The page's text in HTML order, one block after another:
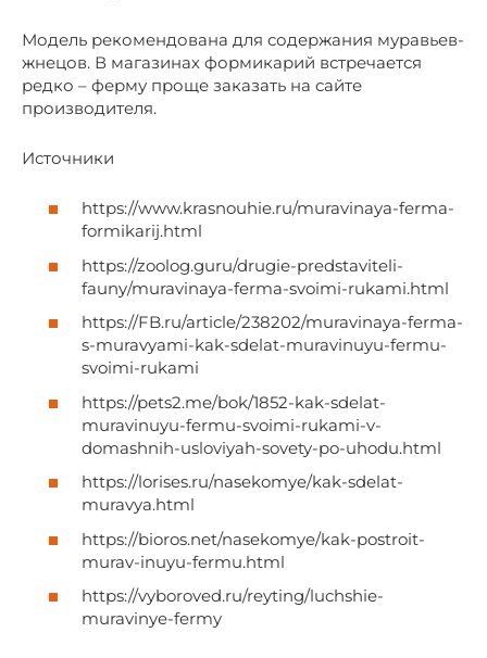
Модель рекомендована для содержания муравьев-
жнецов. В магазинах формикарий встречается
редко – ферму проще заказать на сайте
производителя.
Источники
https://www.krasnouhie.ru/muravinaya-ferma-
formikarij.html
https://zoolog.guru/drugie-predstaviteli-
fauny/muravinaya-ferma-svoimi-rukami.html
https://FB.ru/article/238202/muravinaya-ferma-
s-muravyami-kak-sdelat-muravinuyu-fermu-
svoimi-rukami
https://pets2.me/bok/1852-kak-sdelat-
muravinuyu-fermu-svoimi-rukami-v-
domashnih-usloviyah-sovety-po-uhodu.html
https://lorises.ru/nasekomye/kak-sdelat-
muravya.html
https://bioros.net/nasekomye/kak-postroit-
murav-inuyu-fermu.html
https://vyboroved.ru/reyting/luchshie-
muravinye-fermy